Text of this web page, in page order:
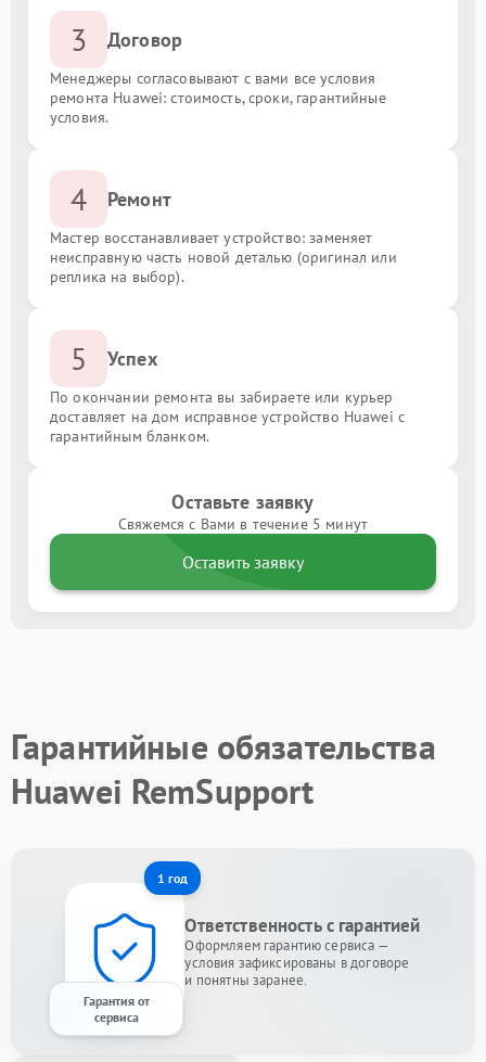
3 Договор
Менеджеры согласовывают с вами все условия
ремонта Huawei: стоимость, сроки, гарантийные
условия.
4 Ремонт
Мастер восстанавливает устройство: заменяет
неисправную часть новой деталью (оригинал или
реплика на выбор).
5 Успех
По окончании ремонта вы забираете или курьер
доставляет на дом исправное устройство Huawei с
гарантийным бланком.
Оставьте заявку
Свяжемся с Вами в течение 5 минут
Оставить заявку
Гарантийные обязательства
Huawei RemSupport
1 год
Гарантия от
сервиса
Ответственность с гарантией
Оформляем гарантию сервиса —
условия зафиксированы в договоре
и понятны заранее.